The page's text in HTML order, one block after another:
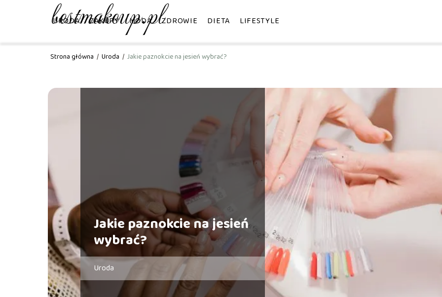
URODA ZAKUPY MODA ZDROWIE DIETA LIFESTYLE
Strona główna / Uroda / Jakie paznokcie na jesień wybrać?
Jakie paznokcie na jesień
wybrać?
Uroda